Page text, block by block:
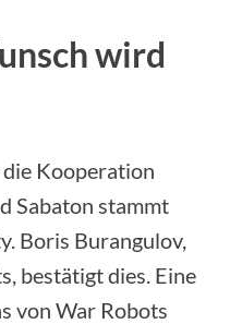
wird
Kooperation
Sabaton stammt
Boris Burangulov,
bestätigt dies. Eine
von War Robots